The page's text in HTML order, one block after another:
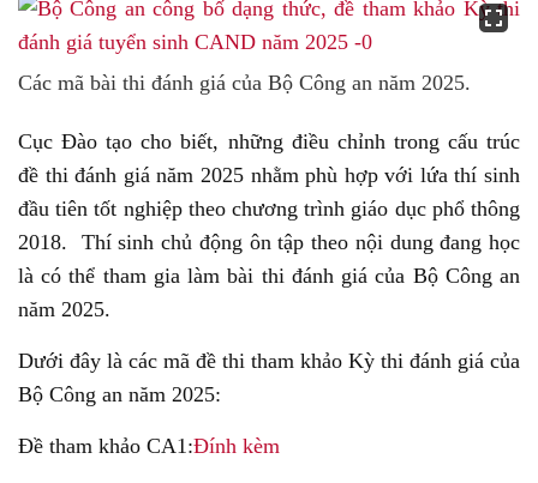
Các mã bài thi đánh giá của Bộ Công an năm 2025.
Cục Đào tạo cho biết, những điều chỉnh trong cấu trúc
đề thi đánh giá năm 2025 nhằm phù hợp với lứa thí sinh
đầu tiên tốt nghiệp theo chương trình giáo dục phổ thông
2018. Thí sinh chủ động ôn tập theo nội dung đang học
là có thể tham gia làm bài thi đánh giá của Bộ Công an
năm 2025.
Dưới đây là các mã đề thi tham khảo Kỳ thi đánh giá của
Bộ Công an năm 2025:
Đề tham khảo CA1:Đính kèm